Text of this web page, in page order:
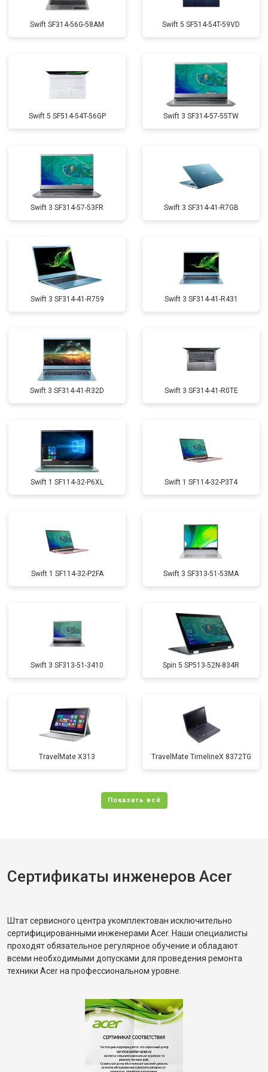
Swift SF314-56G-58AM Swift 5 SF514-54T-59VD
Swift 5 SF514-54T-56GP Swift 3 SF314-57-55TW
Swift 3 SF314-57-53FR Swift 3 SF314-41-R7GB
Swift 3 SF314-41-R759 Swift 3 SF314-41-R431
Swift 3 SF314-41-R32D Swift 3 SF314-41-R0TE
Swift 1 SF114-32-P6XL Swift 1 SF114-32-P3T4
Swift 1 SF114-32-P2FA Swift 3 SF313-51-53MA
Swift 3 SF313-51-3410 Spin 5 SP513-52N-834R
TravelMate X313 TravelMate TimelineX 8372TG
Сертификаты инженеров Acer
Штат сервисного центра укомплектован исключительно
сертифицированными инженерами Acer. Наши специалисты
проходят обязательное регулярное обучение и обладают
всеми необходимыми допусками для проведения ремонта
техники Acer на профессиональном уровне.